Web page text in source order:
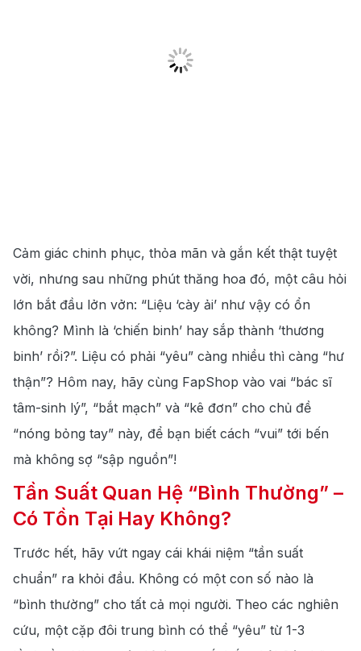
Cảm giác chinh phục, thỏa mãn và gắn kết thật tuyệt
vời, nhưng sau những phút thăng hoa đó, một câu hỏi
lớn bắt đầu lởn vởn: “Liệu ‘cày ải’ như vậy có ổn
không? Mình là ‘chiến binh’ hay sắp thành ‘thương
binh’ rồi?”. Liệu có phải “yêu” càng nhiều thì càng “hư
thận”? Hôm nay, hãy cùng FapShop vào vai “bác sĩ
tâm-sinh lý”, “bắt mạch” và “kê đơn” cho chủ đề
“nóng bỏng tay” này, để bạn biết cách “vui” tới bến
mà không sợ “sập nguồn”!
Tần Suất Quan Hệ “Bình Thường” –
Có Tồn Tại Hay Không?
Trước hết, hãy vứt ngay cái khái niệm “tần suất
chuẩn” ra khỏi đầu. Không có một con số nào là
“bình thường” cho tất cả mọi người. Theo các nghiên
cứu, một cặp đôi trung bình có thể “yêu” từ 1-3